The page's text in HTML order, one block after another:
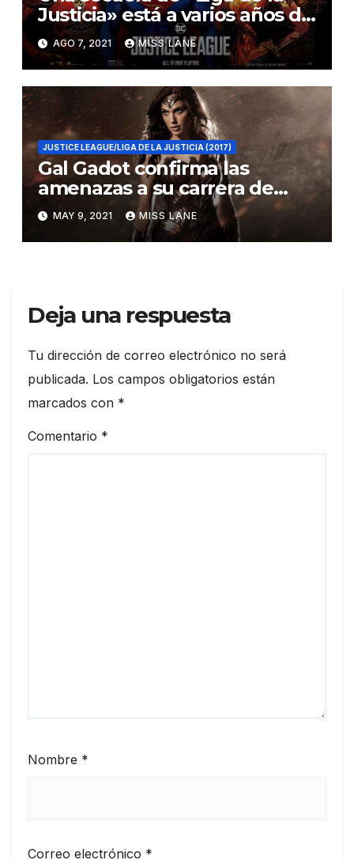
Justicia» está a varios años de
distancia
AGO 7, 2021 MISS LANE
JUSTICE LEAGUE/LIGA DE LA JUSTICIA (2017)
Gal Gadot confirma las
amenazas a su carrera de
Joss Whedon
MAY 9, 2021 MISS LANE
Deja una respuesta
Tu dirección de correo electrónico no será
publicada. Los campos obligatorios están
marcados con *
Comentario *
Nombre *
Correo electrónico *